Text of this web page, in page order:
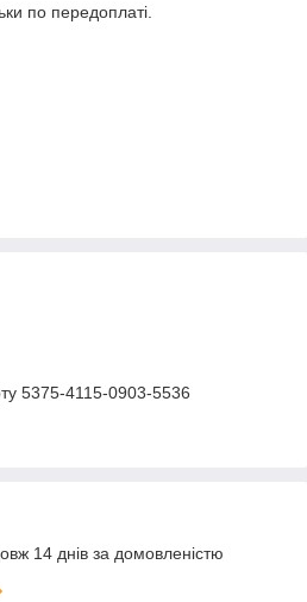
по передоплаті.
5375-4115-0903-5536
14 днів за домовленістю